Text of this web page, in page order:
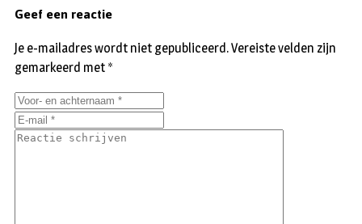
Geef een reactie
Je e-mailadres wordt niet gepubliceerd.Vereiste velden zijn
gemarkeerd met *